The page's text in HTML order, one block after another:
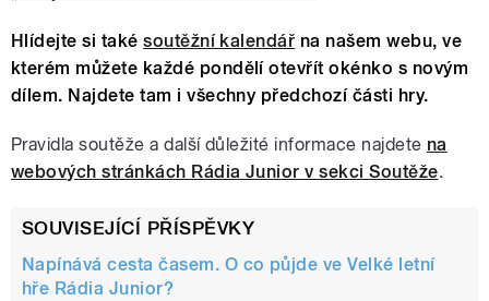
Hlídejte si takésoutěžní kalendář na našem webu, ve
kterém můžete každé pondělí otevřít okénko s novým
dílem. Najdete tam i všechny předchozí části hry.
Pravidla soutěže a další důležité informace najdete na
webových stránkách Rádia Junior v sekci Soutěže.
SOUVISEJÍCÍ PŘÍSPĚVKY
Napínává cesta časem. O co půjde ve Velké letní
hře Rádia Junior?